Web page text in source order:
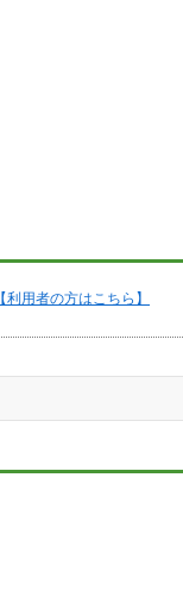
【利用者の方はこちら】